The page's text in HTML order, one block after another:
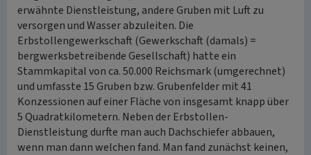
erwähnte Dienstleistung, andere Gruben mit Luft zu
versorgen und Wasser abzuleiten. Die
Erbstollengewerkschaft (Gewerkschaft (damals) =
bergwerksbetreibende Gesellschaft) hatte ein
Stammkapital von ca. 50.000 Reichsmark (umgerechnet)
und umfasste 15 Gruben bzw. Grubenfelder mit 41
Konzessionen auf einer Fläche von insgesamt knapp über
5 Quadratkilometern. Neben der Erbstollen-
Dienstleistung durfte man auch Dachschiefer abbauen,
wenn man dann welchen fand. Man fand zunächst keinen,